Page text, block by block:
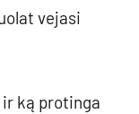
vejasi
ką protinga